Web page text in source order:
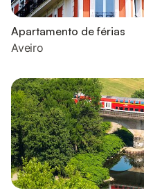
Apartamento de férias
Aveiro